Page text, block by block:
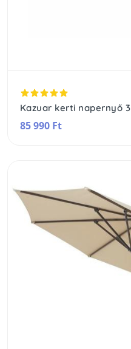
Kazuar kerti napernyő 3
85 990 Ft